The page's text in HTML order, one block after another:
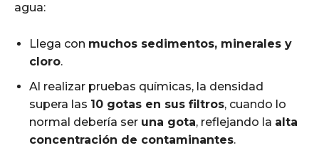
agua:
Llega con muchos sedimentos, minerales y
cloro.
Al realizar pruebas químicas, la densidad
supera las 10 gotas en sus filtros, cuando lo
normal debería ser una gota, reflejando la alta
concentración de contaminantes.